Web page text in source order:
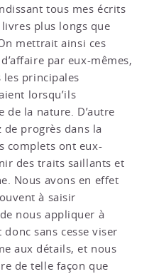
tous mes écrits
plus longs que
mettrait ainsi ces
par eux-mêmes,
les principales
lorsqu’ils
de la nature. D’autre
progrès dans la
complets ont eux-
des traits saillants et
Nous avons en effet
à saisir
nous appliquer à
donc sans cesse viser
aux détails, et nous
de telle façon que